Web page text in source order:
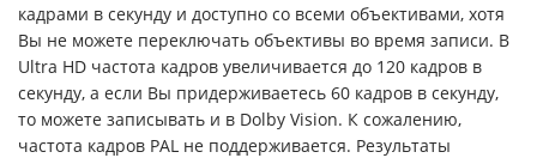
кадрами в секунду и доступно со всеми объективами, хотя
Вы не можете переключать объективы во время записи. В
Ultra HD частота кадров увеличивается до 120 кадров в
секунду, а если Вы придерживаетесь 60 кадров в секунду,
то можете записывать и в Dolby Vision. К сожалению,
частота кадров PAL не поддерживается. Результаты